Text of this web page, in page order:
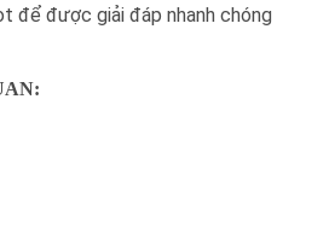
để được giải đáp nhanh chóng